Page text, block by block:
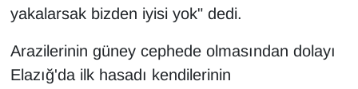
yakalarsak bizden iyisi yok" dedi.
Arazilerinin güney cephede olmasından dolayı
Elazığ'da ilk hasadı kendilerinin
TEKNOLOJİ
Turizm